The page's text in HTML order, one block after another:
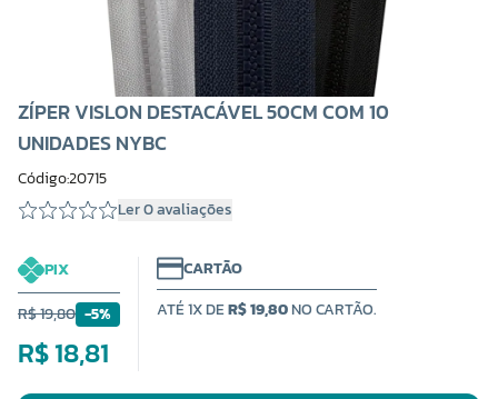
ZÍPER VISLON DESTACÁVEL 50CM COM 10
UNIDADES NYBC
Código:20715
Ler 0 avaliações
PIX
R$ 19,80 -5%
R$ 18,81
CARTÃO
ATÉ 1X DER$ 19,80NO CARTÃO.